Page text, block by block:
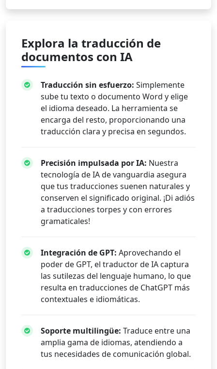
Explora la traducción de
documentos con IA
Traducción sin esfuerzo: Simplemente
sube tu texto o documento Word y elige
el idioma deseado. La herramienta se
encarga del resto, proporcionando una
traducción clara y precisa en segundos.
Precisión impulsada por IA: Nuestra
tecnología de IA de vanguardia asegura
que tus traducciones suenen naturales y
conserven el significado original. ¡Di adiós
a traducciones torpes y con errores
gramaticales!
Integración de GPT: Aprovechando el
poder de GPT, el traductor de IA captura
las sutilezas del lenguaje humano, lo que
resulta en traducciones de ChatGPT más
contextuales e idiomáticas.
Soporte multilingüe: Traduce entre una
amplia gama de idiomas, atendiendo a
tus necesidades de comunicación global.